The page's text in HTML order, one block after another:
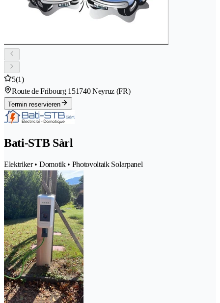
5(1)
Route de Fribourg 151740 Neyruz (FR)
Termin reservieren
Bati-STB Sàrl
Elektriker • Domotik • Photovoltaik Solarpanel